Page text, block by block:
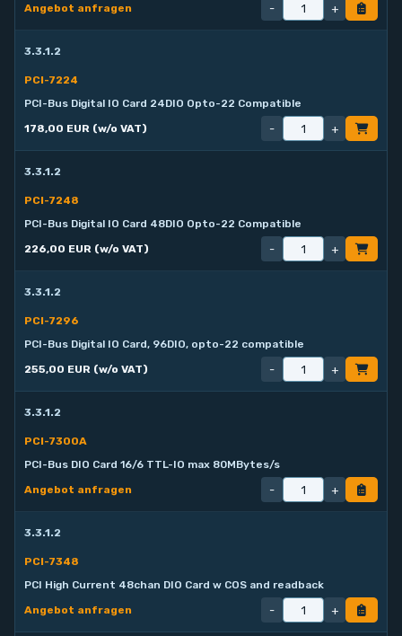
Angebot anfragen
- +
3.3.1.2
PCI-7224
PCI-Bus Digital IO Card 24DIO Opto-22 Compatible
178,00 EUR (w/o VAT)
- +
3.3.1.2
PCI-7248
PCI-Bus Digital IO Card 48DIO Opto-22 Compatible
226,00 EUR (w/o VAT)
- +
3.3.1.2
PCI-7296
PCI-Bus Digital IO Card, 96DIO, opto-22 compatible
255,00 EUR (w/o VAT)
- +
3.3.1.2
PCI-7300A
PCI-Bus DIO Card 16/6 TTL-IO max 80MBytes/s
Angebot anfragen
- +
3.3.1.2
PCI-7348
PCI High Current 48chan DIO Card w COS and readback
Angebot anfragen
- +